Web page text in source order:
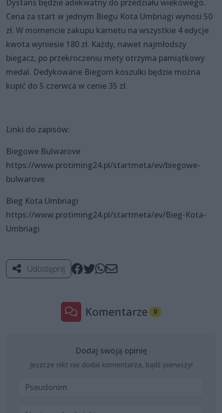
Dystans będzie adekwatny do przedziału wiekowego.
Cena za start w jednym Biegu Kota Umbriagi wynosi 50
zł. W momencie zakupu karnetu na wszystkie 4 edycje
kwota wyniesie 180 zł. Każdy, nawet najmłodszy
biegacz, po przekroczeniu mety otrzyma pamiątkowy
medal. Dedykowane Biegom koszulki będzie można
kupić do 5 czerwca w cenie 35 zł.
Linki do zapisów:
Biegowe Bulwarove
https://www.protiming24.pl/startmeta/ev/biegowe-
bulwarove
Bieg Kota Umbriagi
https://www.protiming24.pl/startmeta/ev/Bieg-Kota-
Umbriagi
Udostępnij
Komentarze 0
Dodaj swoją opinię
Jeszcze nikt nie dodał komentarza, bądź pierwszy!